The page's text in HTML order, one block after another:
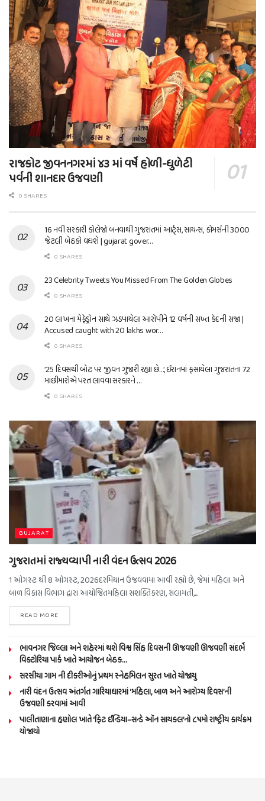
રાજકોટ જીવનનગરમાં ૪૩ માં વર્ષે હોળી-ધુળેટી
પર્વની શાનદાર ઉજવણી
0 SHARES
16 નવી સરકારી કોલેજો બનવાથી ગુજરાતમાં આર્ટ્સ, સાયન્સ, કોમર્સની 3000
જેટલી બેઠકો વધશે | gujarat gover…
0 SHARES
23 Celebrity Tweets You Missed From The Golden Globes
0 SHARES
20 લાખના મેફેડ્રોન સાથે ઝડપાયેલા આરોપીને 12 વર્ષની સખ્ત કેદની સજા |
Accused caught with 20 lakhs wor…
0 SHARES
’25 દિવસથી બોટ પર જીવન ગુજારી રહ્યા છે…’, ઈરાનમાં ફસાયેલા ગુજરાતના 72
માછીમારોએ પરત લાવવા સરકારને …
0 SHARES
GUJARAT
ગુજરાતમાં રાજ્યવ્યાપી નારી વંદન ઉત્સવ 2026
1 ઓગસ્ટ થી 8 ઓગસ્ટ, 2026દરમિયાન ઉજવવામાં આવી રહ્યો છે, જેમાં મહિલા અને
બાળ વિકાસ વિભાગ દ્વારા આયોજિતમહિલા સશક્તિકરણ, સલામતી,...
READ MORE
ભાવનગર જિલ્લા અને શહેરમાં થશે વિશ્વ સિંહ દિવસની ઊજવણી ઊજવણી સંદર્ભે
વિક્ટોરિયા પાર્ક ખાતે આયોજન બેઠક…
સરસીયા ગામ ની દીકરીઓનું પ્રથમ સ્નેહમિલન સુરત ખાતે યોજાયુ
નારી વંદન ઉત્સવ અંતર્ગત ગારિયાધારમાં ‘મહિલા, બાળ અને આરોગ્ય દિવસ’ની
ઉજવણી કરવામાં આવી
પાલીતાણાના હણોલ ખાતે ‘ફિટ ઈન્ડિયા–સન્ડે ઑન સાયકલ’નો ૮૫મો રાષ્ટ્રીય કાર્યક્રમ
યોજાયો